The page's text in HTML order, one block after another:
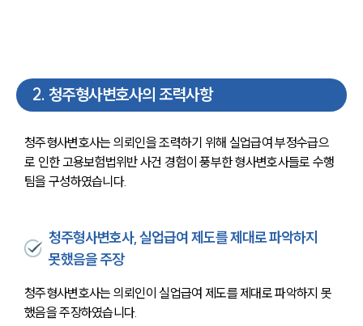
2. 청주형사변호사의 조력사항
청주형사변호사는 의뢰인을 조력하기 위해 실업급여 부정수급으
로 인한 고용보험법위반 사건 경험이 풍부한 형사변호사들로 수행
팀을 구성하였습니다.
청주형사변호사, 실업급여 제도를 제대로 파악하지
못했음을 주장
청주형사변호사는 의뢰인이 실업급여 제도를 제대로 파악하지 못
했음을 주장하였습니다.